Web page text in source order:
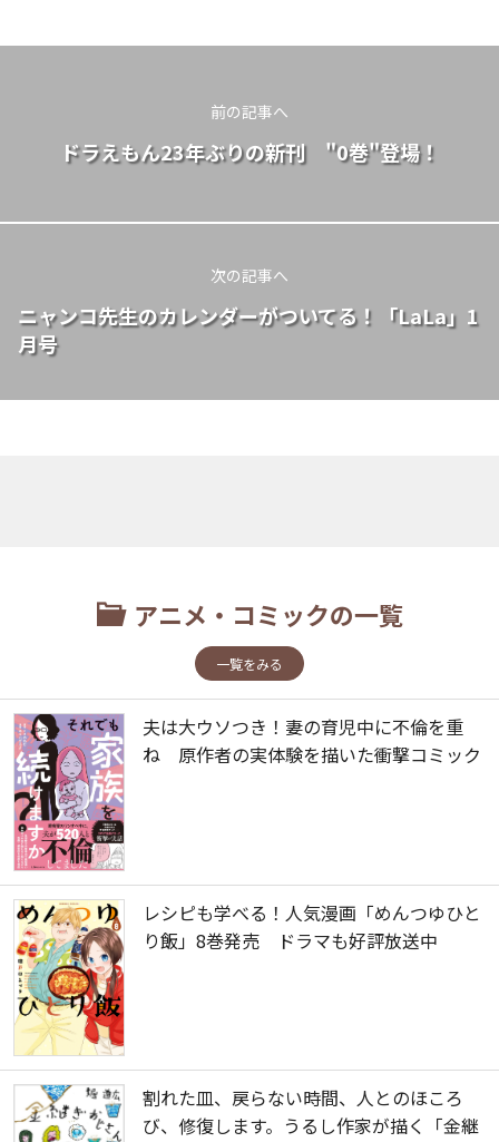
前の記事へ
ドラえもん23年ぶりの新刊 "0巻"登場！
次の記事へ
ニャンコ先生のカレンダーがついてる！「LaLa」1
月号
アニメ・コミックの一覧
一覧をみる
夫は大ウソつき！妻の育児中に不倫を重
ね 原作者の実体験を描いた衝撃コミック
レシピも学べる！人気漫画「めんつゆひと
り飯」8巻発売 ドラマも好評放送中
割れた皿、戻らない時間、人とのほころ
び、修復します。うるし作家が描く「金継